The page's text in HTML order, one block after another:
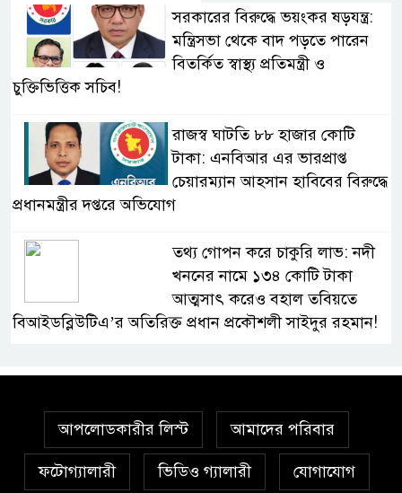
সরকারের বিরুদ্ধে ভয়ংকর ষড়যন্ত্র:
মন্ত্রিসভা থেকে বাদ পড়তে পারেন
বিতর্কিত স্বাস্থ্য প্রতিমন্ত্রী ও
চুক্তিভিত্তিক সচিব!
রাজস্ব ঘাটতি ৮৮ হাজার কোটি
টাকা: এনবিআর এর ভারপ্রাপ্ত
চেয়ারম্যান আহসান হাবিবের বিরুদ্ধে
প্রধানমন্ত্রীর দপ্তরে অভিযোগ
তথ্য গোপন করে চাকুরি লাভ: নদী
খননের নামে ১৩৪ কোটি টাকা
আত্মসাৎ করেও বহাল তবিয়তে
বিআইডব্লিউটিএ’র অতিরিক্ত প্রধান প্রকৌশলী সাইদুর রহমান!
তোয়াক্কা করছেন না চুক্তিভিত্তিক
বিআইডব্লিউটিএর সহকারী সমন্বয়
আপলোডকারীর লিস্ট আমাদের পরিবার
ফটোগ্যালারী ভিডিও গ্যালারী যোগাযোগ